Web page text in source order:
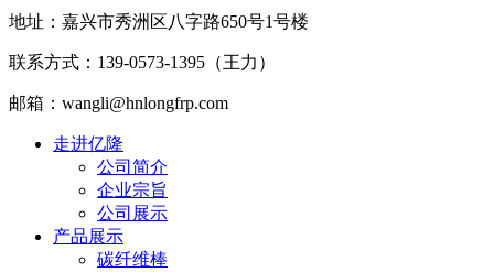
地址：嘉兴市秀洲区八字路650号1号楼
联系方式：139-0573-1395（王力）
邮箱：wangli@hnlongfrp.com
走进亿隆
公司简介
企业宗旨
公司展示
产品展示
碳纤维棒